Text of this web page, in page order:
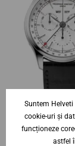
Frederique
Gents
Calendar Quartz
Suntem
cookie-uri și
funcționeze
astfel